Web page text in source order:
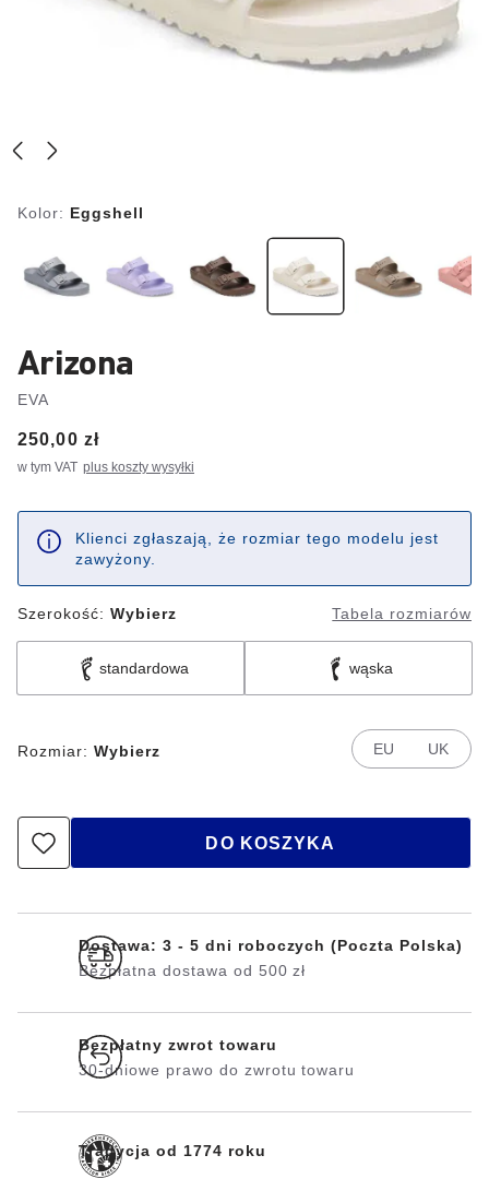
Kolor: Eggshell
Arizona
EVA
Price:
250,00 zł
w tym VAT plus koszty wysyłki
Klienci zgłaszają, że rozmiar tego modelu jest
zawyżony.
Szerokość: Wybierz Tabela rozmiarów
standardowa wąska
Rozmiar: Wybierz EU UK
DO KOSZYKA
Dostawa: 3 - 5 dni roboczych (Poczta Polska)
Bezpłatna dostawa od 500 zł
Bezpłatny zwrot towaru
30-dniowe prawo do zwrotu towaru
Tradycja od 1774 roku